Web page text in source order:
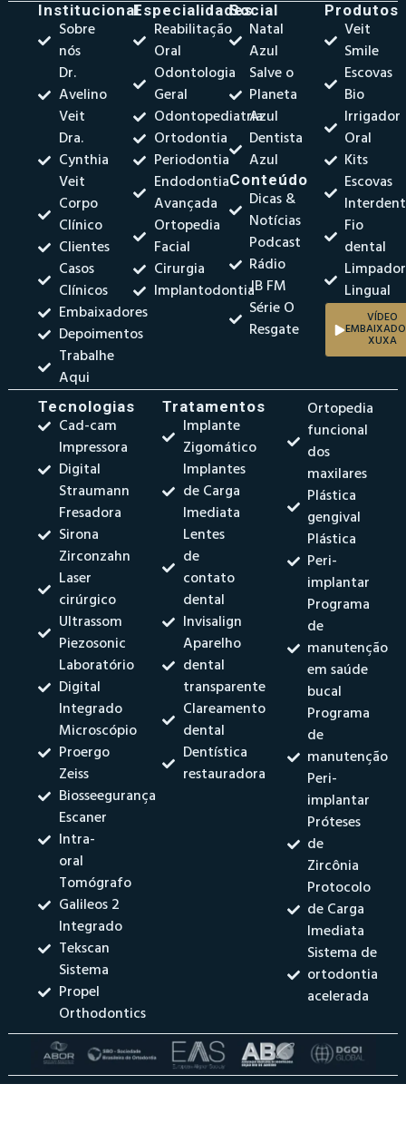
Institucional
Sobre
nós
Dr.
Avelino
Veit
Dra.
Cynthia
Veit
Corpo
Clínico
Clientes
Casos
Clínicos
Embaixadores
Depoimentos
Trabalhe
Aqui
Especialidades
Reabilitação
Oral
Odontologia
Geral
Odontopediatria
Ortodontia
Periodontia
Endodontia
Avançada
Ortopedia
Facial
Cirurgia
Implantodontia
Social
Natal
Azul
Salve o
Planeta
Azul
Dentista
Azul
Conteúdo
Dicas &
Notícias
Podcast
Rádio
JB FM
Série O
Resgate
Produtos
Veit
Smile
Escovas
Bio
Irrigador
Oral
Kits
Escovas
Fio
dental
Limpador
Lingual
VÍDEO
XUXA
Tecnologias
Cad-cam
Impressora
Digital
Straumann
Fresadora
Sirona
Zirconzahn
Laser
cirúrgico
Ultrassom
Piezosonic
Laboratório
Digital
Integrado
Microscópio
Proergo
Zeiss
Biosseegurança
Escaner
Intra-
oral
Tomógrafo
Galileos 2
Integrado
Tekscan
Sistema
Propel
Orthodontics
Tratamentos
Implante
Zigomático
Implantes
de Carga
Imediata
Lentes
de
contato
dental
Invisalign
Aparelho
dental
transparente
Clareamento
dental
Dentística
restauradora
Ortopedia
funcional
dos
maxilares
Plástica
gengival
Plástica
Peri-
implantar
Programa
de
manutenção
em saúde
bucal
Programa
de
manutenção
Peri-
implantar
Próteses
de
Zircônia
Protocolo
de Carga
Imediata
Sistema de
ortodontia
acelerada